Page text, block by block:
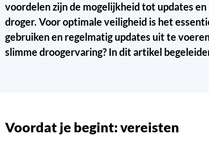
voordelen zijn de mogelijkheid tot updates
droger. Voor optimale veiligheid is het
gebruiken en regelmatig updates uit te
slimme droogervaring? In dit artikel
Voordat je begint: vereisten